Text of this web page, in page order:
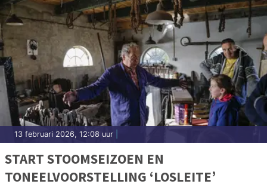
13 februari 2026, 12:08 uur
START STOOMSEIZOEN EN
TONEELVOORSTELLING ‘LOSLEITE’